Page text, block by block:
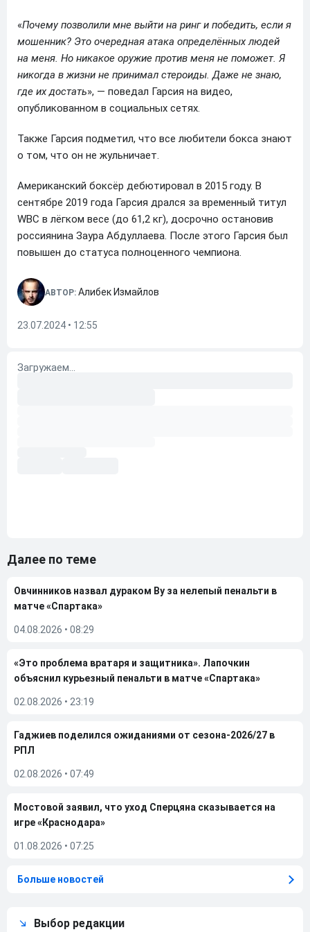
«Почему позволили мне выйти на ринг и победить, если я
мошенник? Это очередная атака определённых людей
на меня. Но никакое оружие против меня не поможет. Я
никогда в жизни не принимал стероиды. Даже не знаю,
где их достать», — поведал Гарсия на видео,
опубликованном в социальных сетях.
Также Гарсия подметил, что все любители бокса знают
о том, что он не жульничает.
Американский боксёр дебютировал в 2015 году. В
сентябре 2019 года Гарсия дрался за временный титул
WBC в лёгком весе (до 61,2 кг), досрочно остановив
россиянина Заура Абдуллаева. После этого Гарсия был
повышен до статуса полноценного чемпиона.
АВТОР: Алибек Измайлов
23.07.2024 • 12:55
Далее по теме
Овчинников назвал дураком Ву за нелепый пенальти в
матче «Спартака»
04.08.2026 • 08:29
«Это проблема вратаря и защитника». Лапочкин
объяснил курьезный пенальти в матче «Спартака»
02.08.2026 • 23:19
Гаджиев поделился ожиданиями от сезона-2026/27 в
РПЛ
02.08.2026 • 07:49
Мостовой заявил, что уход Сперцяна сказывается на
игре «Краснодара»
01.08.2026 • 07:25
Больше новостей
Выбор редакции